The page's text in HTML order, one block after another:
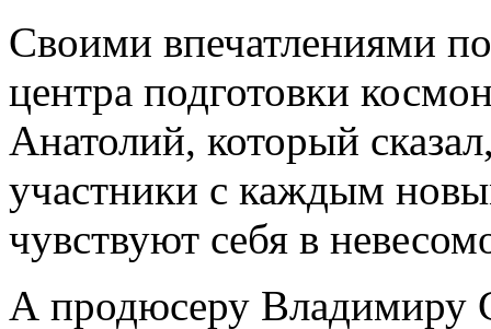
Своими впечатлениями
центра подготовки
Анатолий, который
участники с каждым
чувствуют себя в
А продюсеру Владимиру